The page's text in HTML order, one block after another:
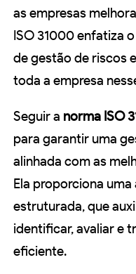
as empresas
ISO 31000 enfatiza
de gestão de riscos
toda a empresa
Seguir a norma ISO
para garantir uma
alinhada com as
Ela proporciona
estruturada, que
identificar, avaliar e
eficiente.